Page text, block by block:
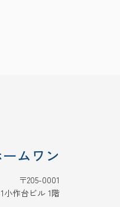
ムワン
〒205-0001
小作台ビル 1階